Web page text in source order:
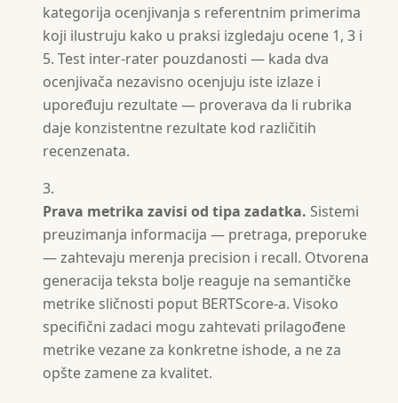
kategorija ocenjivanja s referentnim primerima
koji ilustruju kako u praksi izgledaju ocene 1, 3 i
5. Test inter-rater pouzdanosti — kada dva
ocenjivača nezavisno ocenjuju iste izlaze i
upoređuju rezultate — proverava da li rubrika
daje konzistentne rezultate kod različitih
recenzenata.
Prava metrika zavisi od tipa zadatka. Sistemi
preuzimanja informacija — pretraga, preporuke
— zahtevaju merenja precision i recall. Otvorena
generacija teksta bolje reaguje na semantičke
metrike sličnosti poput BERTScore-a. Visoko
specifični zadaci mogu zahtevati prilagođene
metrike vezane za konkretne ishode, a ne za
opšte zamene za kvalitet.